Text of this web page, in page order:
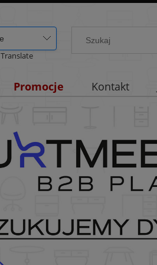
Translate
Promocje Kontakt